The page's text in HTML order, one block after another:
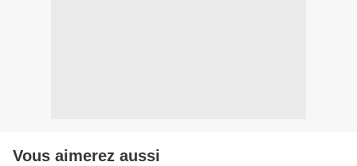
Vous aimerez aussi